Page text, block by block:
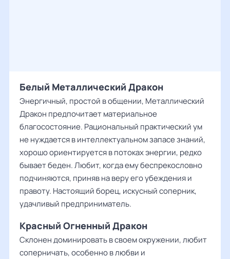
Белый Металлический Дракон
Энергичный, простой в общении, Металлический
Дракон предпочитает материальное
благосостояние. Рациональный практический ум
не нуждается в интеллектуальном запасе знаний,
хорошо ориентируется в потоках энергии, редко
бывает беден. Любит, когда ему беспрекословно
подчиняются, приняв на веру его убеждения и
правоту. Настоящий борец, искусный соперник,
удачливый предприниматель.
Красный Огненный Дракон
Склонен доминировать в своем окружении, любит
соперничать, особенно в любви и